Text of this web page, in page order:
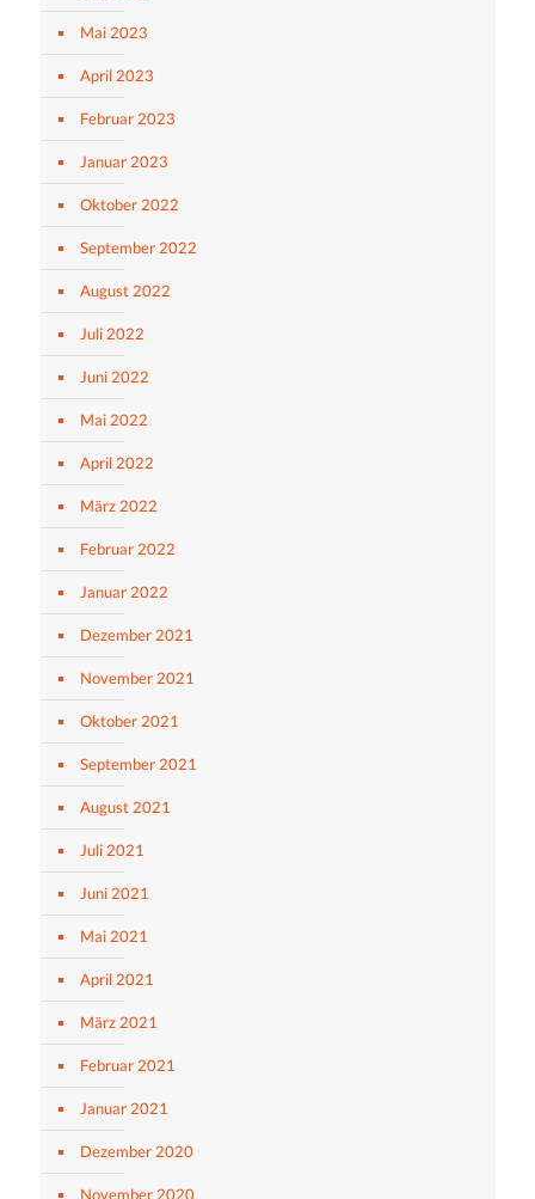
Mai 2023
April 2023
Februar 2023
Januar 2023
Oktober 2022
September 2022
August 2022
Juli 2022
Juni 2022
Mai 2022
April 2022
März 2022
Februar 2022
Januar 2022
Dezember 2021
November 2021
Oktober 2021
September 2021
August 2021
Juli 2021
Juni 2021
Mai 2021
April 2021
März 2021
Februar 2021
Januar 2021
Dezember 2020
November 2020